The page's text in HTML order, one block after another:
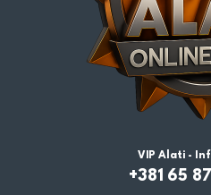
VIP Alati -
+381 65